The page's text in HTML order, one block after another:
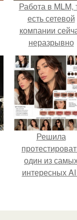
Работа в MLM,
есть сетевой
компании
неразрывно
связана с
своего
своей
соц сетях.
Решила
один из
интересных